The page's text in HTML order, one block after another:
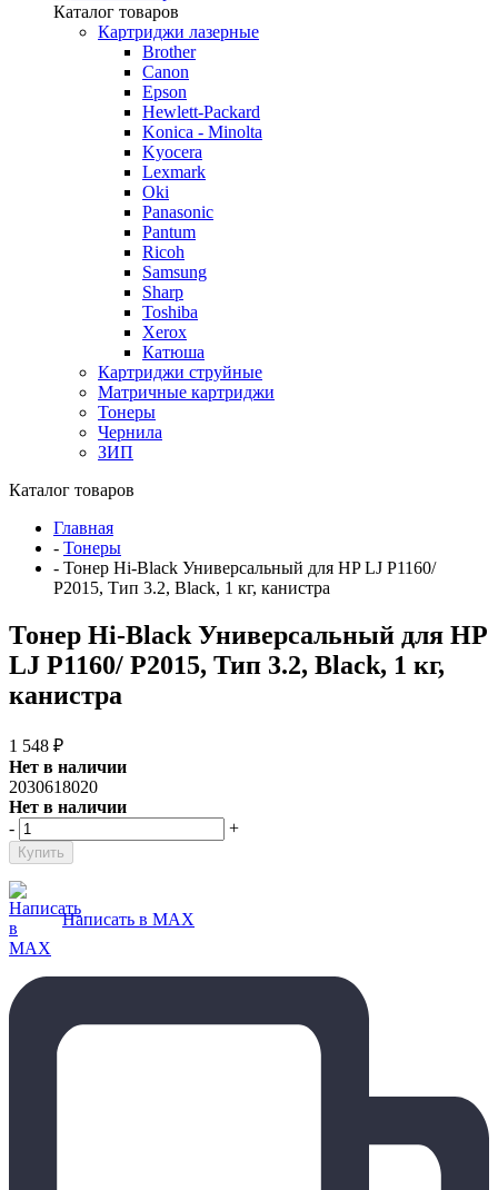
Каталог товаров
Картриджи лазерные
Brother
Canon
Epson
Hewlett-Packard
Konica - Minolta
Kyocera
Lexmark
Oki
Panasonic
Pantum
Ricoh
Samsung
Sharp
Toshiba
Xerox
Катюша
Картриджи струйные
Матричные картриджи
Тонеры
Чернила
ЗИП
Каталог товаров
Главная
- Тонеры
- Тонер Hi-Black Универсальный для HP LJ P1160/
P2015, Тип 3.2, Black, 1 кг, канистра
Тонер Hi-Black Универсальный для HP
LJ P1160/ P2015, Тип 3.2, Black, 1 кг,
канистра
1 548 ₽
Нет в наличии
2030618020
Нет в наличии
-
+
Написать в MAX